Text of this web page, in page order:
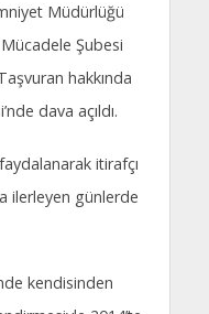
Müdürlüğü
Mücadele Şubesi
hakkında
dava açıldı.
itirafçı
ilerleyen günlerde
kendisinden